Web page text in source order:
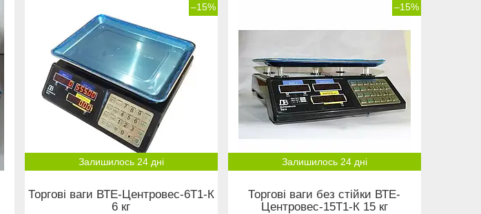
–15%
Залишилось 24 дні
Торгові ваги ВТЕ-Центровес-6Т1-К
6 кг
–15%
Залишилось 24 дні
Торгові ваги без стійки ВТЕ-
Центровес-15Т1-К 15 кг